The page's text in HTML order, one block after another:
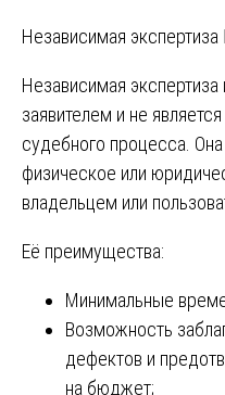
Независимая экспертиза
Независимая
заявителем и не
судебного процесса.
физическое или
владельцем или
Её преимущества:
Минимальные
Возможность
дефектов и
на бюджет;